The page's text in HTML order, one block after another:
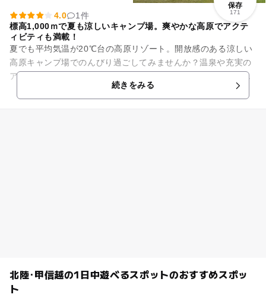
保存
171
4.0
1件
標高1,000ｍで夏も涼しいキャンプ場。爽やかな高原でアクテ
ィビティも満載！
夏でも平均気温が20℃台の高原リゾート。開放感のある涼しい
高原キャンプ場でのんびり過ごしてみませんか？温泉や充実の
アクティビティ施設もあり、三世代のおでかけにもぴったりの
続きをみる
北陸･甲信越の1日中遊べるスポットのおすすめスポッ
ト